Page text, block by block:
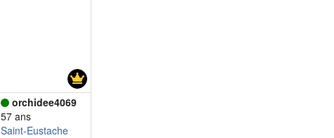
orchidee4069
57 ans
Saint-Eustache